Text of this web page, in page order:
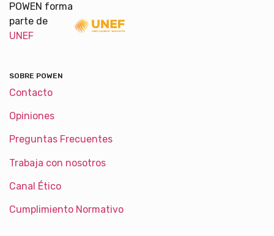
POWEN forma
parte de
UNEF
SOBRE POWEN
Contacto
Opiniones
Preguntas Frecuentes
Trabaja con nosotros
Canal Ético
Cumplimiento Normativo